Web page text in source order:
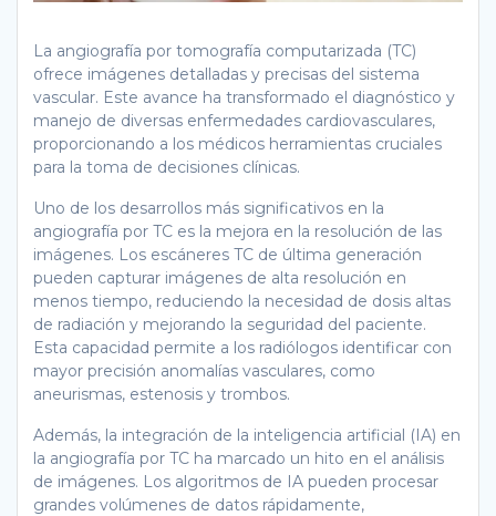
La angiografía por tomografía computarizada (TC)
ofrece imágenes detalladas y precisas del sistema
vascular. Este avance ha transformado el diagnóstico y
manejo de diversas enfermedades cardiovasculares,
proporcionando a los médicos herramientas cruciales
para la toma de decisiones clínicas.
Uno de los desarrollos más significativos en la
angiografía por TC es la mejora en la resolución de las
imágenes. Los escáneres TC de última generación
pueden capturar imágenes de alta resolución en
menos tiempo, reduciendo la necesidad de dosis altas
de radiación y mejorando la seguridad del paciente.
Esta capacidad permite a los radiólogos identificar con
mayor precisión anomalías vasculares, como
aneurismas, estenosis y trombos.
Además, la integración de la inteligencia artificial (IA) en
la angiografía por TC ha marcado un hito en el análisis
de imágenes. Los algoritmos de IA pueden procesar
grandes volúmenes de datos rápidamente,